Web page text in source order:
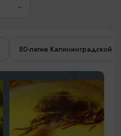
80-летие Калининградской